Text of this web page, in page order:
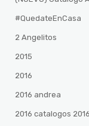
#QuedateEnCasa
2 Angelitos
2015
2016
2016 andrea
2016 catalogos